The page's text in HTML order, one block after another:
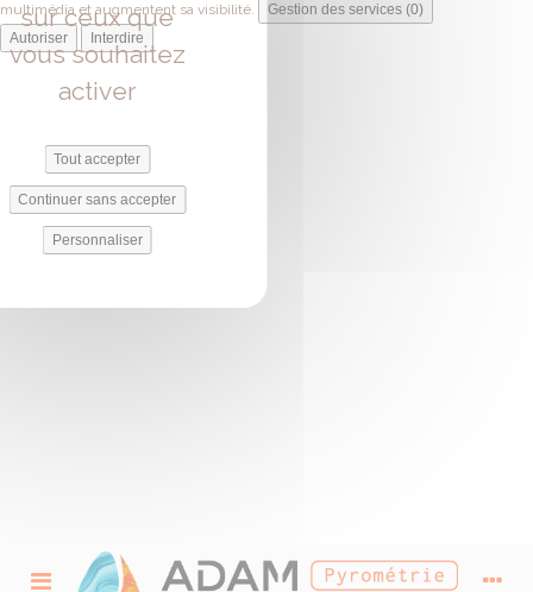
multimédia et augmentent sa visibilité.
Gestion des services (0)
Autoriser
Interdire
sur ceux que
vous souhaitez
activer
Tout accepter
Continuer sans accepter
Personnaliser